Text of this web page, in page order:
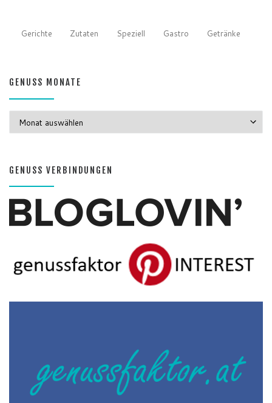
Gerichte Zutaten Speziell Gastro Getränke
GENUSS MONATE
GENUSS VERBINDUNGEN